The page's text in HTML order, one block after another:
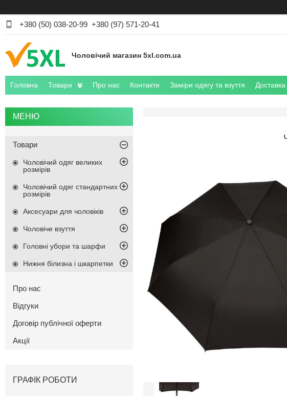
+380 (50) 038-20-99 +380 (97) 571-20-41
Чоловічий магазин 5xl.com.ua
Головна Товари Про нас Контакти Заміри одягу та взуття Доставка
Товари
Чоловічий одяг великих
розмірів
Чоловічий одяг стандартних
розмірів
Аксесуари для чоловіків
Чоловіче взуття
Головні убори та шарфи
Нижня білизна і шкарпетки
Про нас
Відгуки
Договір публічної оферти
Акції
ГРАФІК РОБОТИ